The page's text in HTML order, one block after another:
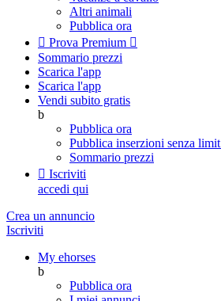
Altri animali
Pubblica ora
 Prova Premium 
Sommario prezzi
Scarica l'app
Scarica l'app
Vendi subito gratis
b
Pubblica ora
Pubblica inserzioni senza limit
Sommario prezzi
 Iscriviti
accedi qui
Crea un annuncio
Iscriviti
My ehorses
b
Pubblica ora